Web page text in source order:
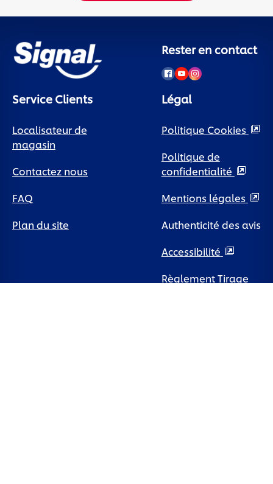
Rester en contact
Service Clients
Localisateur de
magasin
Contactez nous
FAQ
Plan du site
Légal
Politique Cookies
Politique de
confidentialité
Paramètres des
cookies
Mentions légales
Authenticité des avis